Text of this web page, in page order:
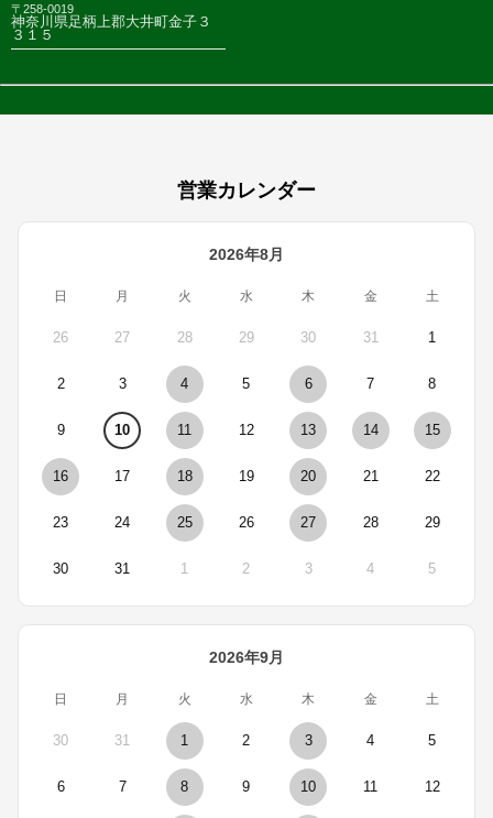
〒258-0019
神奈川県足柄上郡大井町金子３
３１５
営業カレンダー
2026年8月
日 月 火 水 木 金 土
26 27 28 29 30 31 1
2 3 4 5 6 7 8
9 10 11 12 13 14 15
16 17 18 19 20 21 22
23 24 25 26 27 28 29
30 31 1 2 3 4 5
2026年9月
日 月 火 水 木 金 土
30 31 1 2 3 4 5
6 7 8 9 10 11 12